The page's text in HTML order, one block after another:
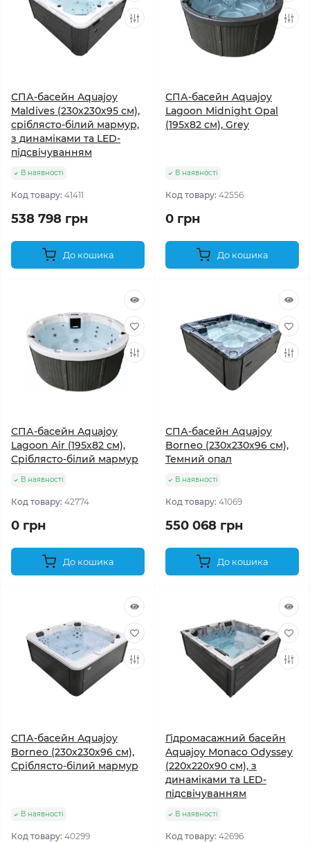
СПА-басейн Aquajoy
Maldives (230х230х95 см),
сріблясто-білий мармур,
з динаміками та LED-
підсвічуванням
В наявності
Код товару: 41411
538 798 грн
До кошика
СПА-басейн Aquajoy
Lagoon Midnight Opal
(195х82 см), Grey
В наявності
Код товару: 42556
0 грн
До кошика
СПА-басейн Aquajoy
Lagoon Air (195х82 см),
Сріблясто-білий мармур
В наявності
Код товару: 42774
0 грн
До кошика
СПА-басейн Aquajoy
Borneo (230х230х96 см),
Темний опал
В наявності
Код товару: 41069
550 068 грн
До кошика
СПА-басейн Aquajoy
Borneo (230х230х96 см),
Сріблясто-білий мармур
В наявності
Код товару: 40299
Гідромасажний басейн
Aquajoy Monaco Odyssey
(220х220х90 см), з
динаміками та LED-
підсвічуванням
В наявності
Код товару: 42696